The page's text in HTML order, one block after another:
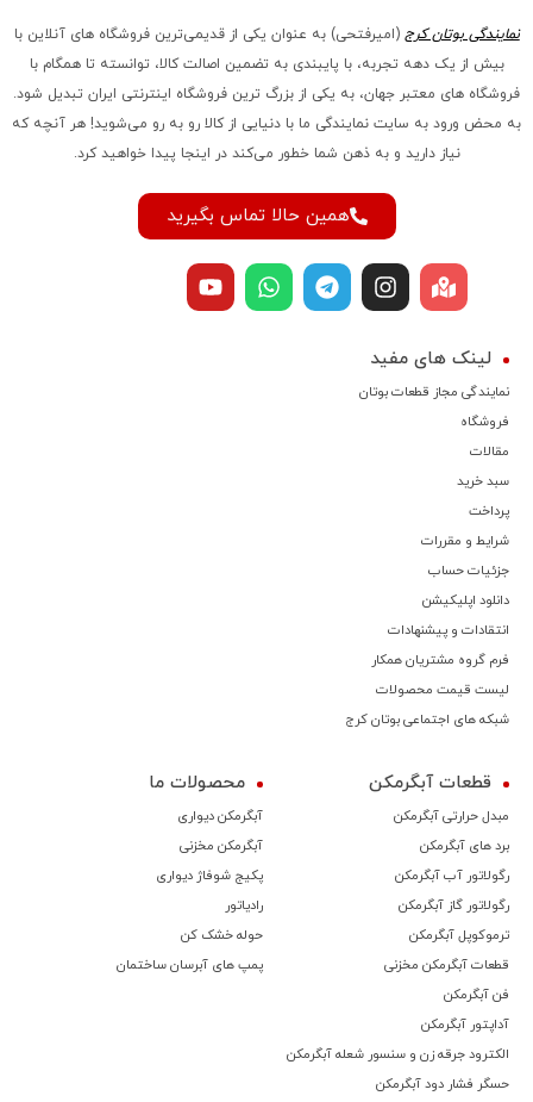
نمایندگی بوتان کرج (امیرفتحی) به عنوان یکی از قدیمی‌ترین فروشگاه های آنلاین با
بیش از یک دهه تجربه، با پایبندی به تضمین اصالت کالا، توانسته تا همگام با
فروشگاه‌ های معتبر جهان، به یکی از بزرگ‌ ترین فروشگاه اینترنتی ایران تبدیل شود.
به محض ورود به سایت نمایندگی ما با دنیایی از کالا رو به رو می‌شوید! هر آنچه که
نیاز دارید و به ذهن شما خطور می‌کند در اینجا پیدا خواهید کرد.
همین حالا تماس بگیرید
لینک های مفید
نمایندگی مجاز قطعات بوتان
فروشگاه
مقالات
سبد خرید
پرداخت
شرایط و مقررات
جزئیات حساب
دانلود اپلیکیشن
انتقادات و پیشنهادات
فرم گروه مشتریان همکار
لیست قیمت محصولات
شبکه های اجتماعی بوتان کرج
قطعات آبگرمکن
مبدل حرارتی آبگرمکن
برد های آبگرمکن
رگولاتور آب آبگرمکن
رگولاتور گاز آبگرمکن
ترموكوپل آبگرمکن
قطعات آبگرمکن مخزنی
فن آبگرمکن
آداپتور آبگرمکن
الکترود جرقه زن و سنسور شعله آبگرمکن
حسگر فشار دود آبگرمکن
محصولات ما
آبگرمکن دیواری
آبگرمکن مخزنی
پکیج شوفاژ دیواری
رادیاتور
حوله خشک کن
پمپ های آبرسان ساختمان